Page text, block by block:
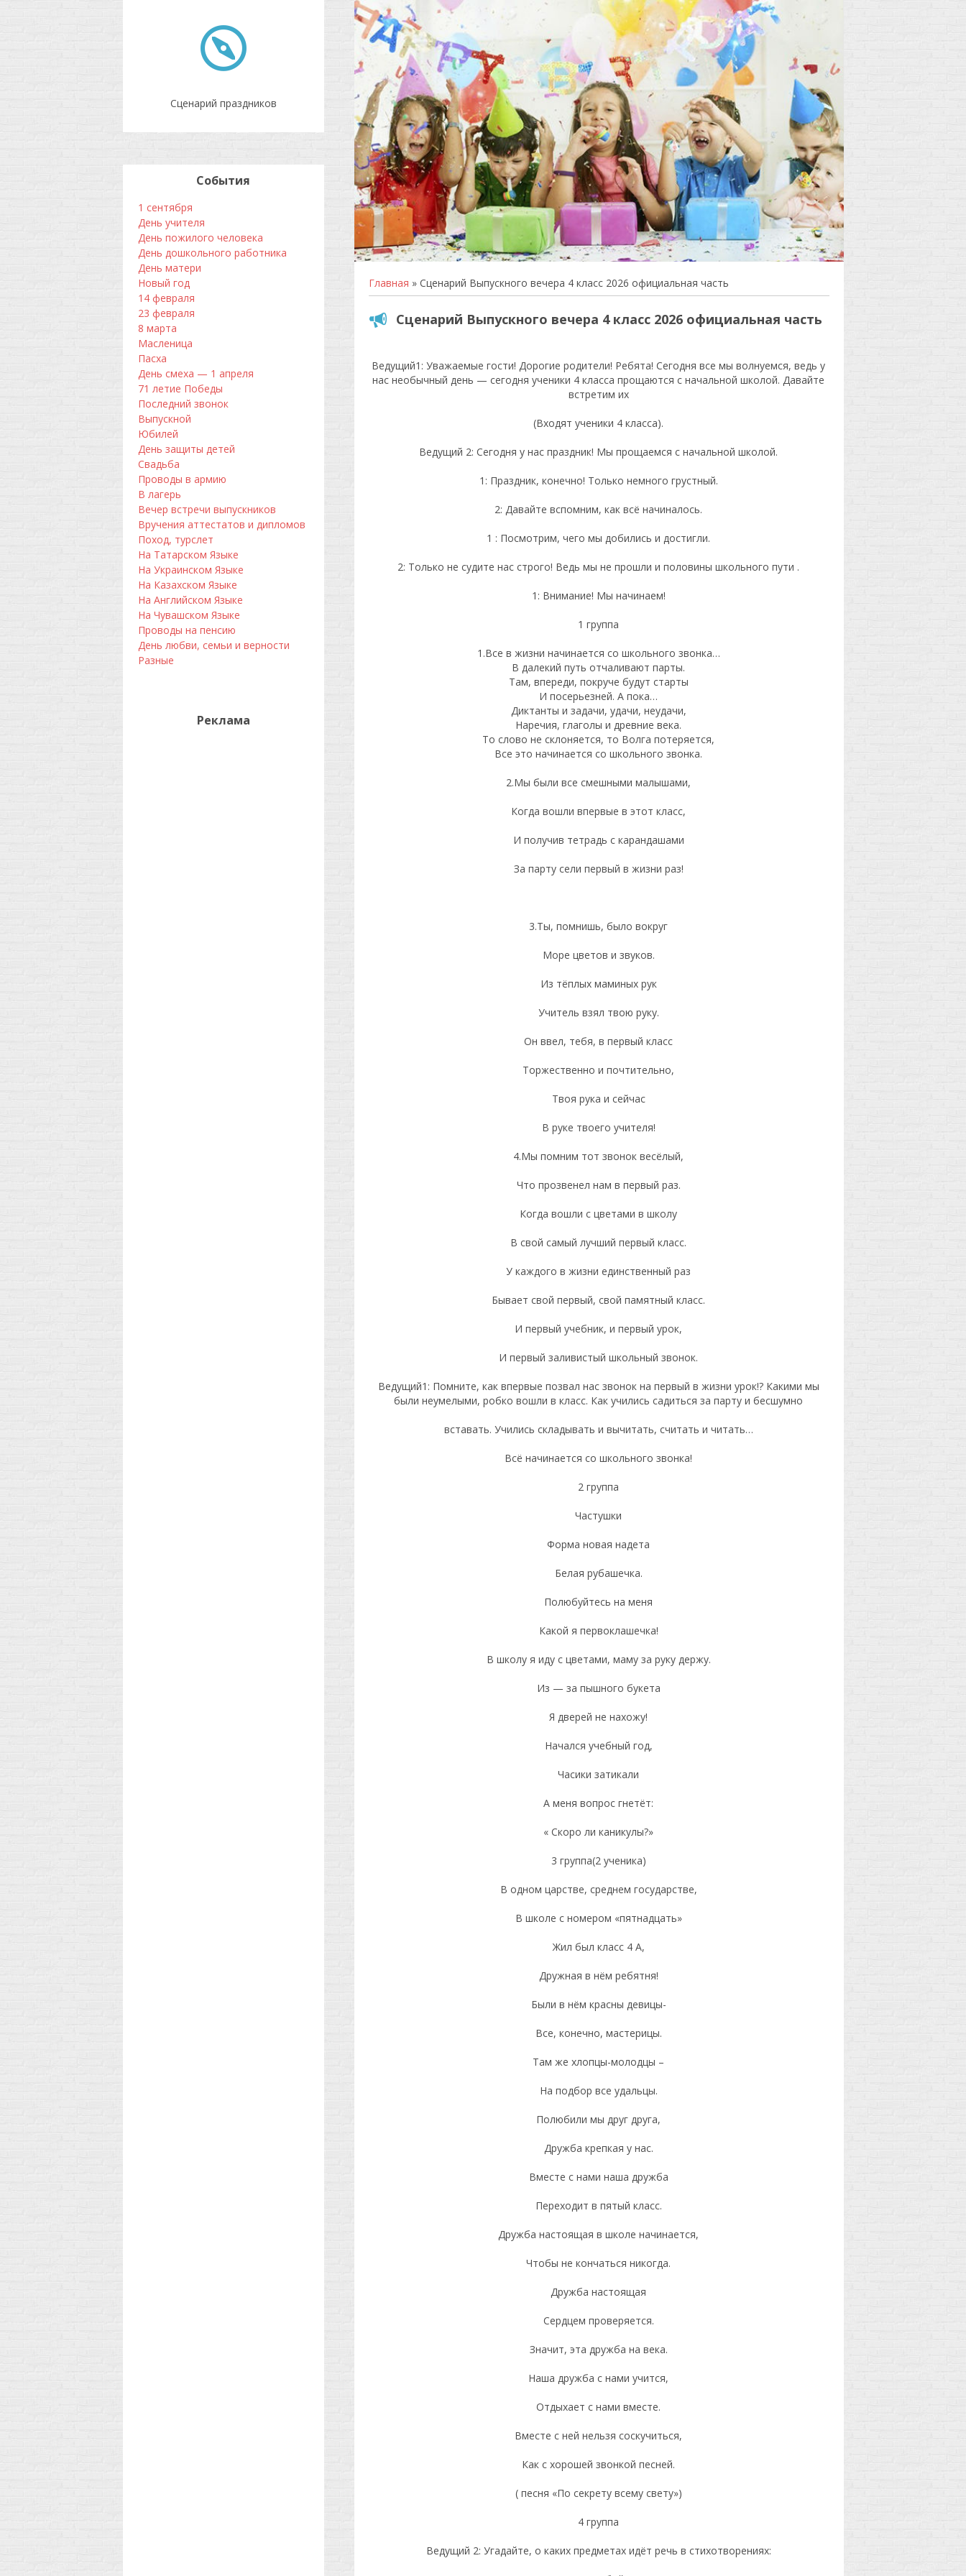
Сценарий праздников
Главная » Сценарий Выпускного вечера 4 класс 2026 официальная часть
Сценарий Выпускного вечера 4 класс 2026 официальная часть
Ведущий1: Уважаемые гости! Дорогие родители! Ребята! Сегодня все мы волнуемся, ведь у
нас необычный день — сегодня ученики 4 класса прощаются с начальной школой. Давайте
встретим их
(Входят ученики 4 класса).
Ведущий 2: Сегодня у нас праздник! Мы прощаемся с начальной школой.
1: Праздник, конечно! Только немного грустный.
2: Давайте вспомним, как всё начиналось.
1 : Посмотрим, чего мы добились и достигли.
2: Только не судите нас строго! Ведь мы не прошли и половины школьного пути .
1: Внимание! Мы начинаем!
1 группа
1.Все в жизни начинается со школьного звонка…
В далекий путь отчаливают парты.
Там, впереди, покруче будут старты
И посерьезней. А пока…
Диктанты и задачи, удачи, неудачи,
Наречия, глаголы и древние века.
То слово не склоняется, то Волга потеряется,
Все это начинается со школьного звонка.
2.Мы были все смешными малышами,
Когда вошли впервые в этот класс,
И получив тетрадь с карандашами
За парту сели первый в жизни раз!
3.Ты, помнишь, было вокруг
Море цветов и звуков.
Из тёплых маминых рук
Учитель взял твою руку.
Он ввел, тебя, в первый класс
Торжественно и почтительно,
Твоя рука и сейчас
В руке твоего учителя!
4.Мы помним тот звонок весёлый,
Что прозвенел нам в первый раз.
Когда вошли с цветами в школу
В свой самый лучший первый класс.
У каждого в жизни единственный раз
Бывает свой первый, свой памятный класс.
И первый учебник, и первый урок,
И первый заливистый школьный звонок.
Ведущий1: Помните, как впервые позвал нас звонок на первый в жизни урок!? Какими мы
были неумелыми, робко вошли в класс. Как учились садиться за парту и бесшумно
вставать. Учились складывать и вычитать, считать и читать…
Всё начинается со школьного звонка!
2 группа
Частушки
Форма новая надета
Белая рубашечка.
Полюбуйтесь на меня
Какой я первоклашечка!
В школу я иду с цветами, маму за руку держу.
Из — за пышного букета
Я дверей не нахожу!
Начался учебный год,
Часики затикали
А меня вопрос гнетёт:
« Скоро ли каникулы?»
3 группа(2 ученика)
В одном царстве, среднем государстве,
В школе с номером «пятнадцать»
Жил был класс 4 А,
Дружная в нём ребятня!
Были в нём красны девицы-
Все, конечно, мастерицы.
Там же хлопцы-молодцы –
На подбор все удальцы.
Полюбили мы друг друга,
Дружба крепкая у нас.
Вместе с нами наша дружба
Переходит в пятый класс.
Дружба настоящая в школе начинается,
Чтобы не кончаться никогда.
Дружба настоящая
Сердцем проверяется.
Значит, эта дружба на века.
Наша дружба с нами учится,
Отдыхает с нами вместе.
Вместе с ней нельзя соскучиться,
Как с хорошей звонкой песней.
( песня «По секрету всему свету»)
4 группа
Ведущий 2: Угадайте, о каких предметах идёт речь в стихотворениях:
События
1 сентября
День учителя
День пожилого человека
День дошкольного работника
День матери
Новый год
14 февраля
23 февраля
8 марта
Масленица
Пасха
День смеха — 1 апреля
71 летие Победы
Последний звонок
Выпускной
Юбилей
День защиты детей
Свадьба
Проводы в армию
В лагерь
Вечер встречи выпускников
Вручения аттестатов и дипломов
Поход, турслет
На Татарском Языке
На Украинском Языке
На Казахском Языке
На Английском Языке
На Чувашском Языке
Проводы на пенсию
День любви, семьи и верности
Разные
Реклама